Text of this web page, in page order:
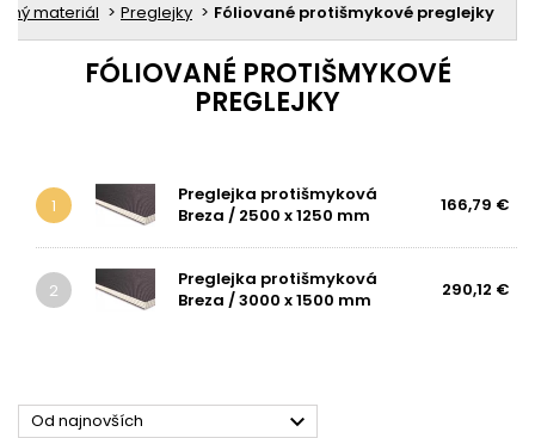
materiál Preglejky Fóliované protišmykové preglejky
FÓLIOVANÉ PROTIŠMYKOVÉ
PREGLEJKY
1
Preglejka protišmyková
Breza / 2500 x 1250 mm
166,79 €
2
Preglejka protišmyková
Breza / 3000 x 1500 mm
290,12 €
Od najnovších 